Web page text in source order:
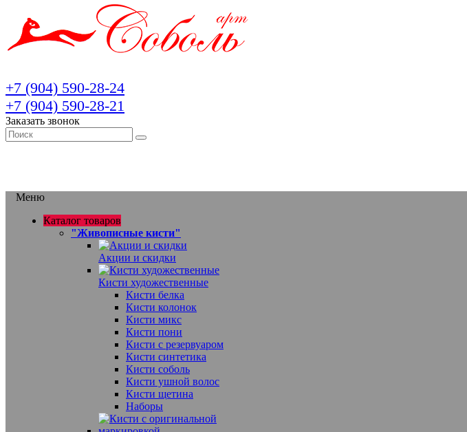
+7 (904) 590-28-24
+7 (904) 590-28-21
Заказать звонок
Меню
Каталог товаров
"Живописные кисти"
Акции и скидки
Кисти художественные
Кисти белка
Кисти колонок
Кисти микс
Кисти пони
Кисти с резервуаром
Кисти синтетика
Кисти соболь
Кисти ушной волос
Кисти щетина
Наборы